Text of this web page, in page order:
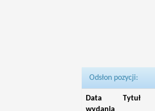
Odsłon pozycji:
Data
Tytuł